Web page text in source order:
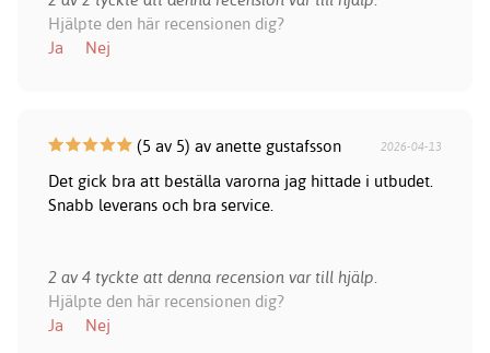
Hjälpte den här recensionen dig?
Ja
Nej
(5 av 5) av anette gustafsson 2026-04-13
Det gick bra att beställa varorna jag hittade i utbudet.
Snabb leverans och bra service.
2 av 4 tyckte att denna recension var till hjälp.
Hjälpte den här recensionen dig?
Ja
Nej